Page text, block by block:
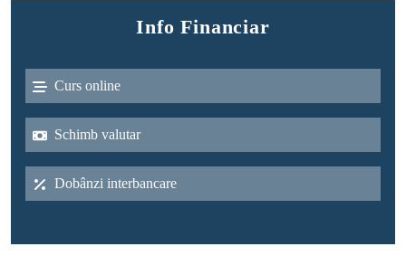
Info Financiar
Curs online
Schimb valutar
Dobânzi interbancare